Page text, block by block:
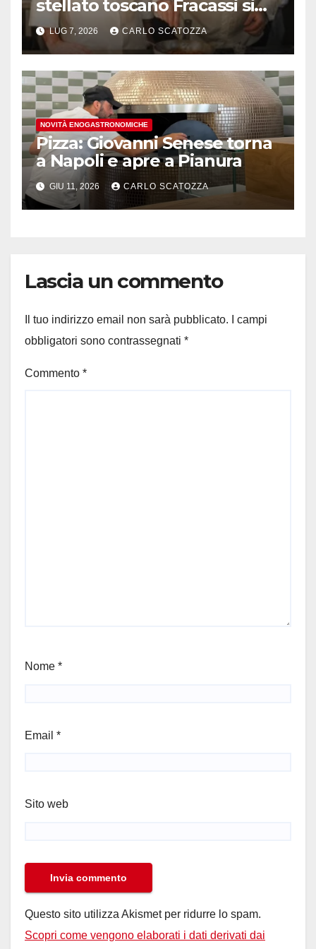
stellato toscano Fracassi si
trasferisce a Trentola
Ducenta
LUG 7, 2026 CARLO SCATOZZA
NOVITÀ ENOGASTRONOMICHE
Pizza: Giovanni Senese torna
a Napoli e apre a Pianura
GIU 11, 2026 CARLO SCATOZZA
Lascia un commento
Il tuo indirizzo email non sarà pubblicato.
I campi
obbligatori sono contrassegnati *
Commento *
Nome *
Email *
Sito web
Questo sito utilizza Akismet per ridurre lo spam.
Scopri come vengono elaborati i dati derivati dai